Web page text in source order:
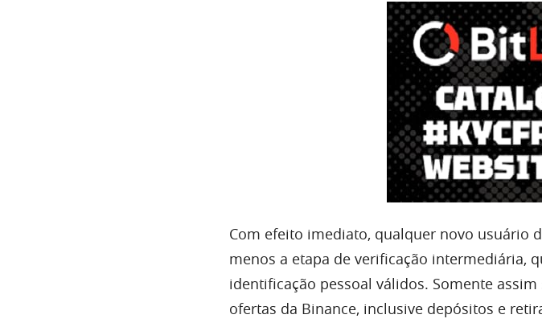
Com efeito imediato, qualquer novo usuário
menos a etapa de verificação intermediária,
identificação pessoal válidos. Somente
ofertas da Binance, inclusive depósitos e